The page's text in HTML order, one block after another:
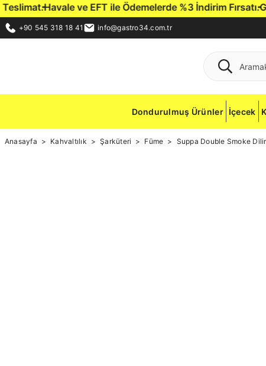
Havale ve EFT ile Ödemelerde %3 İndirim Fırsatı.
+90 545 318 18 41 info@gastro34.com.tr
Dondurulmuş Ürünler İçecek
Anasayfa Kahvaltılık Şarküteri Füme Suppa Double Smoke